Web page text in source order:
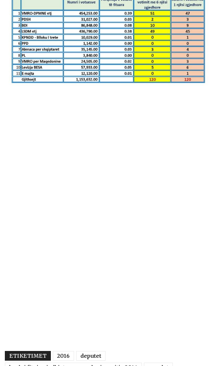
ETIKETIMET 2016
deputet